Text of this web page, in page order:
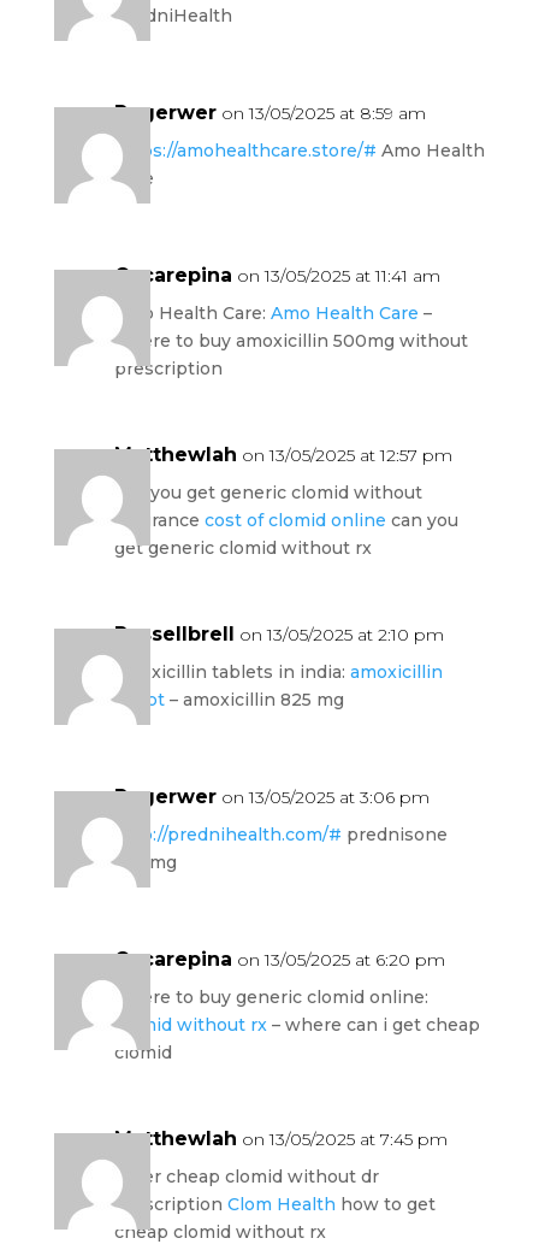
PredniHealth
Rogerwer on 13/05/2025 at 8:59 am
https://amohealthcare.store/# Amo Health
Care
Oscarepina on 13/05/2025 at 11:41 am
Amo Health Care: Amo Health Care –
where to buy amoxicillin 500mg without
prescription
Matthewlah on 13/05/2025 at 12:57 pm
can you get generic clomid without
insurance cost of clomid online can you
get generic clomid without rx
Russellbrell on 13/05/2025 at 2:10 pm
amoxicillin tablets in india: amoxicillin
script– amoxicillin 825 mg
Rogerwer on 13/05/2025 at 3:06 pm
http://prednihealth.com/# prednisone
300mg
Oscarepina on 13/05/2025 at 6:20 pm
where to buy generic clomid online:
clomid without rx – where can i get cheap
clomid
Matthewlah on 13/05/2025 at 7:45 pm
order cheap clomid without dr
prescription Clom Health how to get
cheap clomid without rx